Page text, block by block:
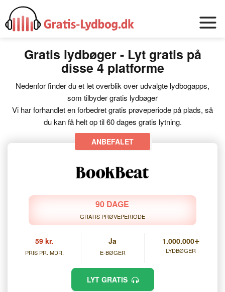
Gratis lydbøger - Lyt gratis på
disse 4 platforme
Nedenfor finder du et let overblik over udvalgte lydbogapps,
som tilbyder gratis lydbøger
Vi har forhandlet en forbedret gratis prøveperiode på plads, så
du kan få helt op til 60 dages gratis lytning.
90 DAGE
GRATIS PRØVEPERIODE
59 kr.
PRIS PR. MDR.
Ja
E-BØGER
1.000.000+
LYDBØGER
LYT GRATIS